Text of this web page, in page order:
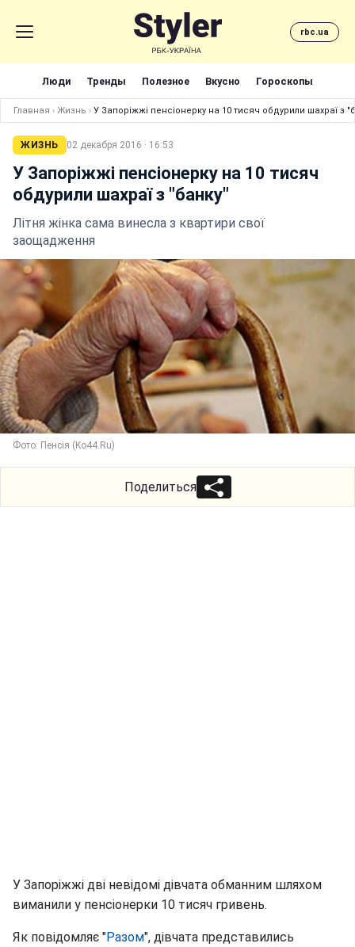
rbc.ua
Люди Тренды Полезное Вкусно Гороскопы
Главная › Жизнь › У Запоріжжі пенсіонерку на 10 тисяч обдурили шахраї з
ЖИЗНЬ 02 декабря 2016 · 16:53
У Запоріжжі пенсіонерку на 10 тисяч
обдурили шахраї з "банку"
Літня жінка сама винесла з квартири свої
заощадження
Фото: Пенсія (Ko44.Ru)
Поделиться
У Запоріжжі дві невідомі дівчата обманним шляхом
виманили у пенсіонерки 10 тисяч гривень.
Як повідомляє "Разом", дівчата представились